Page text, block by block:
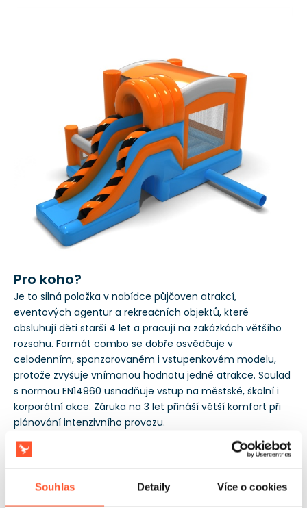
Souhlas Detaily Více o cookies
Pro koho?
Je to silná položka v nabídce půjčoven atrakcí,
eventových agentur a rekreačních objektů, které
obsluhují děti starší 4 let a pracují na zakázkách většího
rozsahu. Formát combo se dobře osvědčuje v
celodenním, sponzorovaném i vstupenkovém modelu,
protože zvyšuje vnímanou hodnotu jedné atrakce. Soulad
s normou EN14960 usnadňuje vstup na městské, školní i
korporátní akce. Záruka na 3 let přináší větší komfort při
plánování intenzivního provozu.